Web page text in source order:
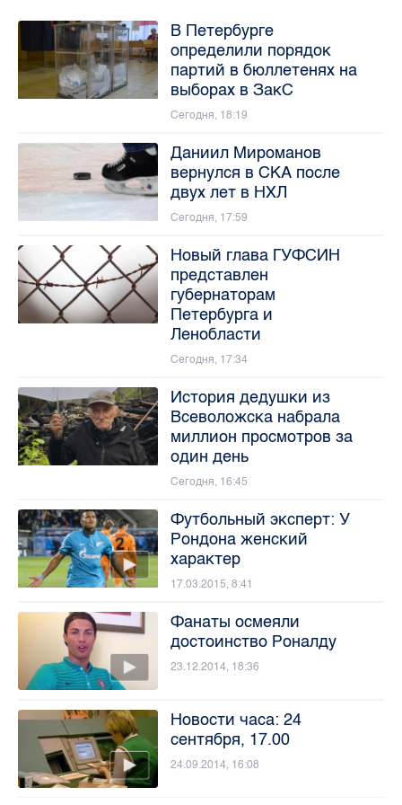
В Петербурге
определили порядок
партий в бюллетенях на
выборах в ЗакС
Сегодня, 18:19
Даниил Мироманов
вернулся в СКА после
двух лет в НХЛ
Сегодня, 17:59
Новый глава ГУФСИН
представлен
губернаторам
Петербурга и
Ленобласти
Сегодня, 17:34
История дедушки из
Всеволожска набрала
миллион просмотров за
один день
Сегодня, 16:45
Футбольный эксперт: У
Рондона женский
характер
17.03.2015, 8:41
Фанаты осмеяли
достоинство Роналду
23.12.2014, 18:36
Новости часа: 24
сентября, 17.00
24.09.2014, 16:08